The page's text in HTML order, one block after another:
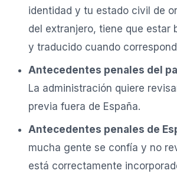
identidad y tu estado civil de
del extranjero, tiene que estar
y traducido cuando
Antecedentes penales del
La administración quiere
previa fuera de España.
Antecedentes penales de
mucha gente se confía y no
está correctamente